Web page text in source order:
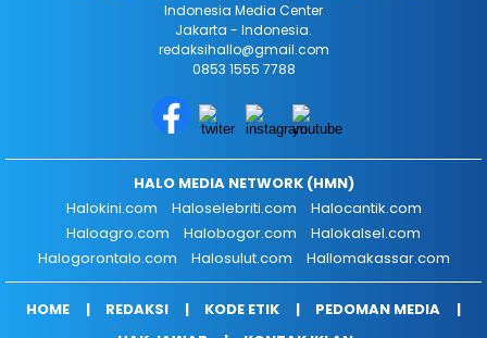
Indonesia Media Center
Jakarta - Indonesia.
redaksihallo@gmail.com
0853 1555 7788
HALO MEDIA NETWORK (HMN)
Halokini.com
Haloselebriti.com
Halocantik.com
Haloagro.com
Halobogor.com
Halokalsel.com
Halogorontalo.com
Halosulut.com Hallomakassar.com
HOME REDAKSI KODE ETIK
PEDOMAN MEDIA